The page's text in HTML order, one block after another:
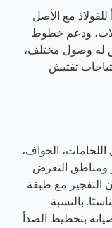
مع الأصل
ودعم خطوط
له وصول مختلف،
تفتيش
اللحامات، الحواف،
ومناطق التعرض
التفجير مع طبقة
بالنسبة
بتخطيط الصدأ